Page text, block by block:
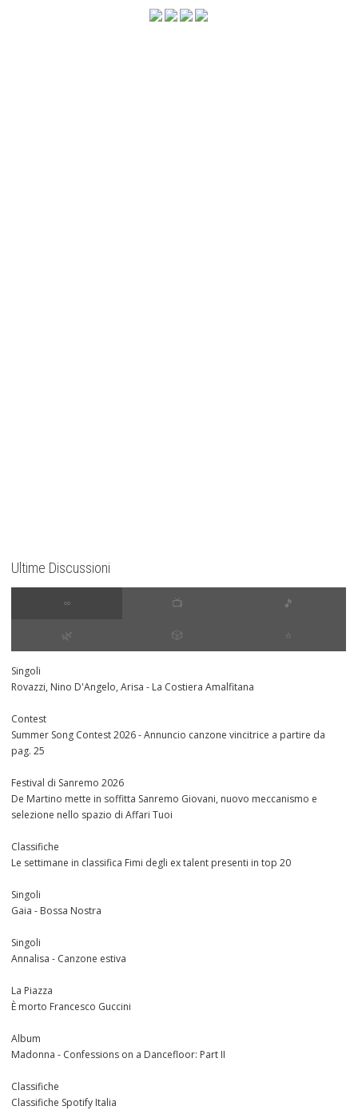
Ultime Discussioni
∞ 📺 🎵
🌿 🎲 ⭐️
Singoli
Rovazzi, Nino D'Angelo, Arisa - La Costiera Amalfitana
Contest
Summer Song Contest 2026 - Annuncio canzone vincitrice a partire da
pag. 25
Festival di Sanremo 2026
De Martino mette in soffitta Sanremo Giovani, nuovo meccanismo e
selezione nello spazio di Affari Tuoi
Classifiche
Le settimane in classifica Fimi degli ex talent presenti in top 20
Singoli
Gaia - Bossa Nostra
Singoli
Annalisa - Canzone estiva
La Piazza
È morto Francesco Guccini
Album
Madonna - Confessions on a Dancefloor: Part II
Classifiche
Classifiche Spotify Italia